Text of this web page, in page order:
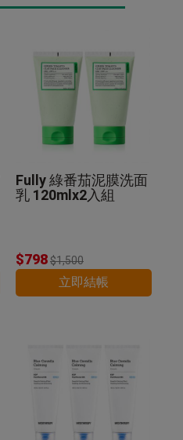
Fully 綠番茄泥膜洗面
乳 120mlx2入組
$798$1,500
立即結帳